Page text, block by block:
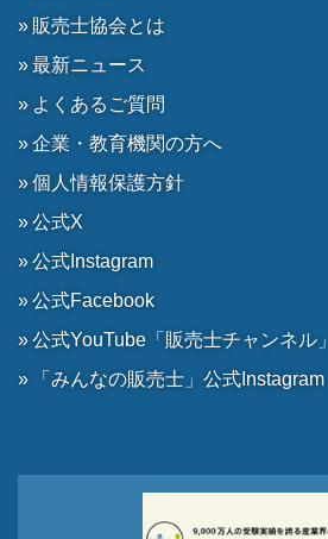
販売士協会とは
最新ニュース
よくあるご質問
企業・教育機関の方へ
個人情報保護方針
公式X
公式Instagram
公式Facebook
公式YouTube「販売士チャンネル」
「みんなの販売士」公式Instagram